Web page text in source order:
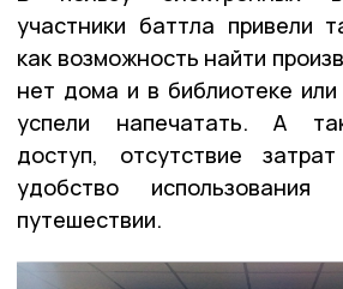
участники баттла привели
как возможность найти
нет дома и в библиотеке
успели напечатать. А
доступ, отсутствие
удобство
путешествии.